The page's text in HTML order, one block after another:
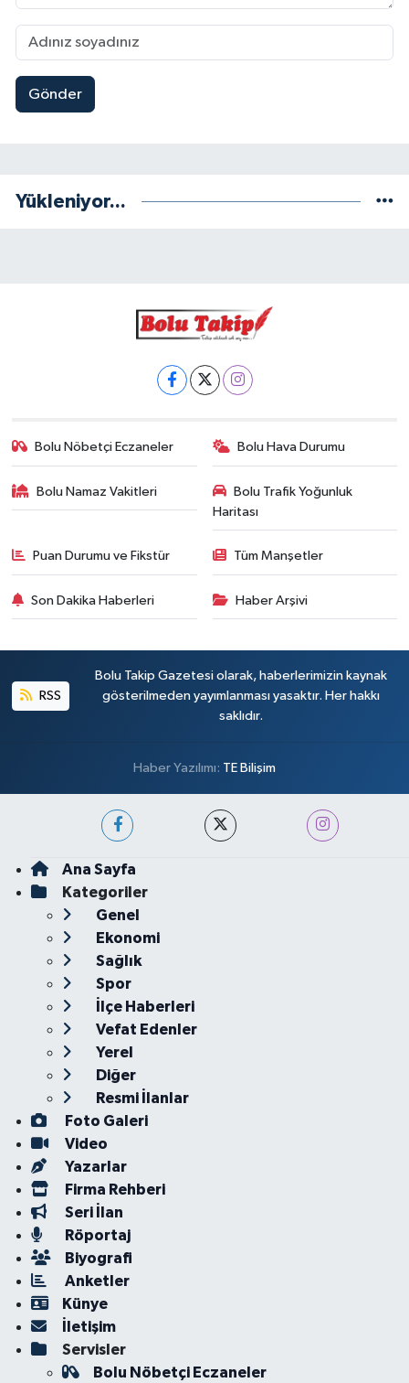
Gönder
Yükleniyor...
Bolu Nöbetçi Eczaneler Bolu Hava Durumu
Bolu Namaz Vakitleri
Bolu Trafik Yoğunluk
Haritası
Puan Durumu ve Fikstür Tüm Manşetler
Son Dakika Haberleri Haber Arşivi
RSS
Bolu Takip Gazetesi olarak, haberlerimizin kaynak
gösterilmeden yayımlanması yasaktır. Her hakkı
saklıdır.
Haber Yazılımı: TE Bilişim
Ana Sayfa
Kategoriler
Genel
Ekonomi
Sağlık
Spor
İlçe Haberleri
Vefat Edenler
Yerel
Diğer
Resmi İlanlar
Foto Galeri
Video
Yazarlar
Firma Rehberi
Seri İlan
Röportaj
Biyografi
Anketler
Künye
İletişim
Servisler
Bolu Nöbetçi Eczaneler